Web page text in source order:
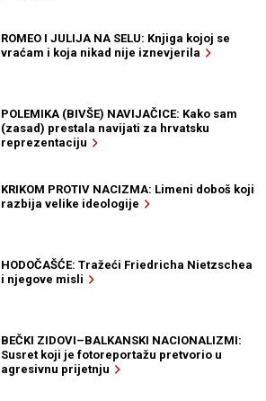
ROMEO I JULIJA NA SELU: Knjiga kojoj se
vraćam i koja nikad nije iznevjerila
POLEMIKA (BIVŠE) NAVIJAČICE: Kako sam
(zasad) prestala navijati za hrvatsku
reprezentaciju
KRIKOM PROTIV NACIZMA: Limeni doboš koji
razbija velike ideologije
HODOČAŠĆE: Tražeći Friedricha Nietzschea
i njegove misli
BEČKI ZIDOVI–BALKANSKI NACIONALIZMI:
Susret koji je fotoreportažu pretvorio u
agresivnu prijetnju